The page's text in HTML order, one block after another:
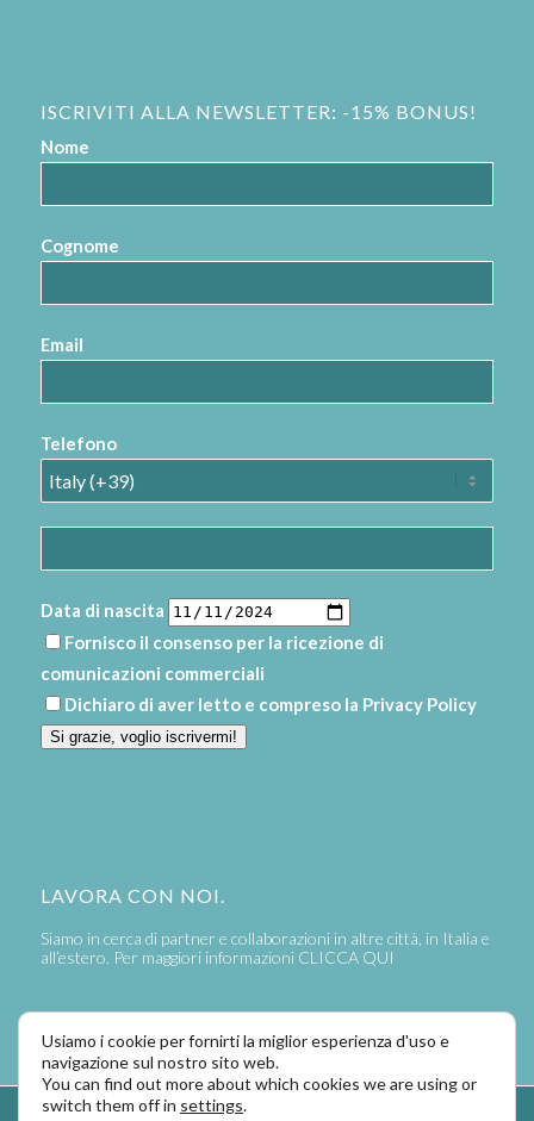
ISCRIVITI ALLA NEWSLETTER: -15% BONUS!
Nome
Cognome
Email
Telefono
Data di nascita
Fornisco il consenso per la ricezione di
comunicazioni commerciali
Dichiaro di aver letto e compreso la Privacy Policy
Si grazie, voglio iscrivermi!
LAVORA CON NOI.
Siamo in cerca di partner e collaborazioni in altre città, in Italia e
all’estero. Per maggiori informazioni CLICCA QUI
Usiamo i cookie per fornirti la miglior esperienza d'uso e
navigazione sul nostro sito web.
You can find out more about which cookies we are using or
switch them off in settings.